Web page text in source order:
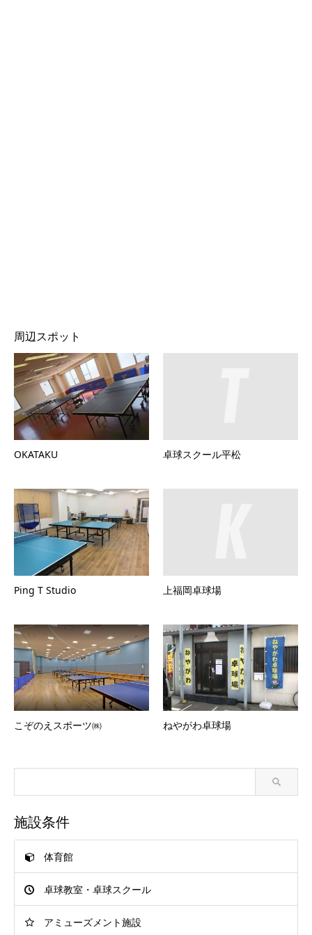
周辺スポット
OKATAKU 卓球スクール平松
Ping T Studio 上福岡卓球場
こぞのえスポーツ㈱ ねやがわ卓球場
施設条件
体育館
卓球教室・卓球スクール
アミューズメント施設